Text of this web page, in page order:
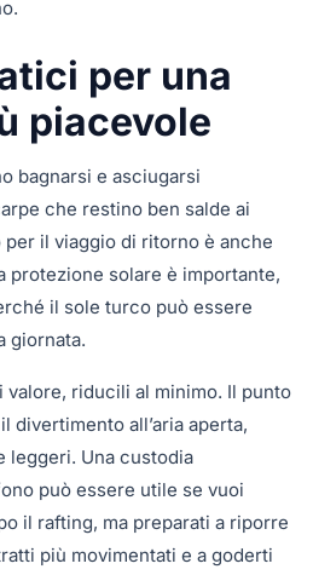
per una
piacevole
bagnarsi e asciugarsi
che restino ben salde ai
il viaggio di ritorno è anche
protezione solare è importante,
il sole turco può essere
giornata.
riducili al minimo. Il punto
divertimento all’aria aperta,
leggeri. Una custodia
può essere utile se vuoi
il rafting, ma preparati a riporre
più movimentati e a goderti